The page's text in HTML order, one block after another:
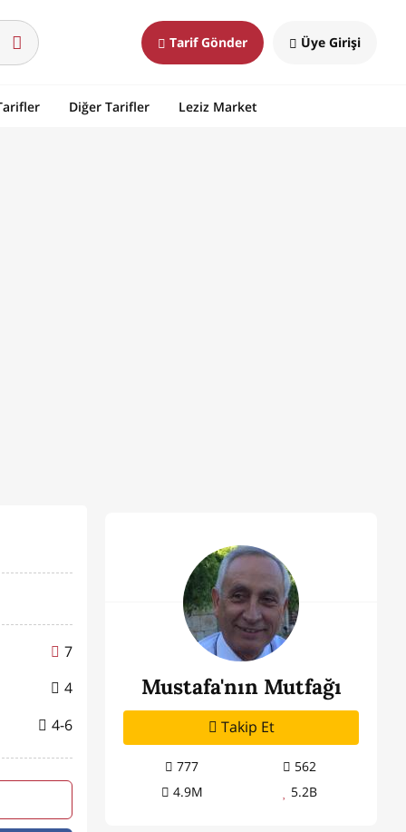
Tarif Gönder Üye Girişi
Diğer Tarifler Leziz Market
7
4
4-6
Mustafa'nın Mutfağı
Takip Et
777
562
4.9M
5.2B